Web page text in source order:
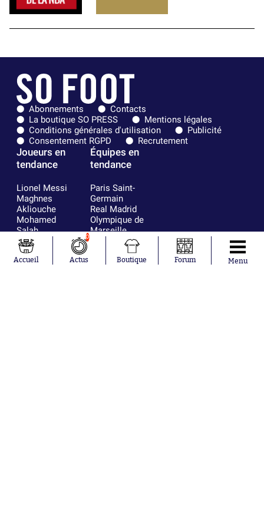
Abonnements
Contacts
La boutique SO PRESS
Mentions légales
Conditions générales d'utilisation
Publicité
Consentement RGPD
Recrutement
Joueurs en
tendance
Lionel Messi
Maghnes
Akliouche
Mohamed
Salah
Neymar
Julián Álvarez
Ferrán Torres
Équipes en
tendance
Paris Saint-
Germain
Real Madrid
Olympique de
Marseille
FC Barcelone
Argentine
Accueil
0
Actus Boutique Forum Menu